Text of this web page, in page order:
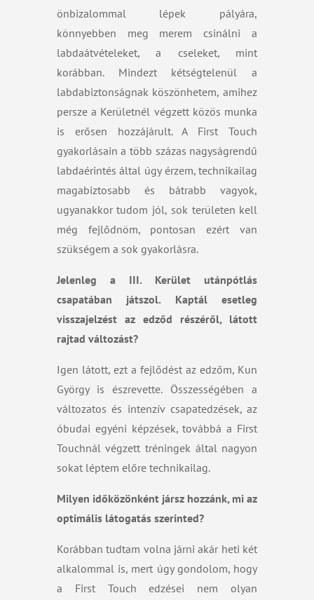
önbizalommal lépek pályára,
könnyebben meg merem csinálni a
labdaátvételeket, a cseleket, mint
korábban. Mindezt kétségtelenül a
labdabiztonságnak köszönhetem, amihez
persze a Kerületnél végzett közös munka
is erősen hozzájárult. A First Touch
gyakorlásain a több százas nagyságrendű
labdaérintés által úgy érzem, technikailag
magabiztosabb és bátrabb vagyok,
ugyanakkor tudom jól, sok területen kell
még fejlődnöm, pontosan ezért van
szükségem a sok gyakorlásra.
Jelenleg a III. Kerület utánpótlás
csapatában játszol. Kaptál esetleg
visszajelzést az edződ részéről, látott
rajtad változást?
Igen látott, ezt a fejlődést az edzőm, Kun
György is észrevette. Összességében a
változatos és intenzív csapatedzések, az
óbudai egyéni képzések, továbbá a First
Touchnál végzett tréningek által nagyon
sokat léptem előre technikailag.
Milyen időközönként jársz hozzánk, mi az
optimális látogatás szerinted?
Korábban tudtam volna járni akár heti két
alkalommal is, mert úgy gondolom, hogy
a First Touch edzései nem olyan